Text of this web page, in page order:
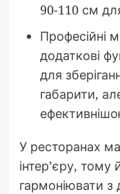
90-110 см
Професійні
додаткові
для
габарити,
У ресторанах
інтер’єру,
гармоніювати